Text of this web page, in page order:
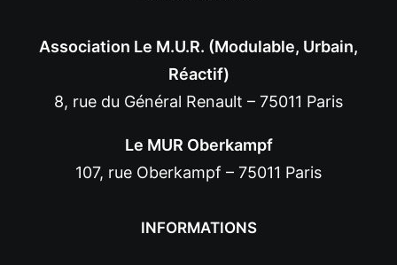
Association Le M.U.R. (Modulable, Urbain,
Réactif)
8, rue du Général Renault – 75011 Paris
Le MUR Oberkampf
107, rue Oberkampf – 75011 Paris
INFORMATIONS